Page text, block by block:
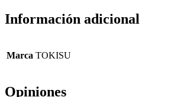
Información adicional
Marca TOKISU
Opiniones